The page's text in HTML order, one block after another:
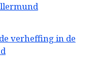
verheffing in de